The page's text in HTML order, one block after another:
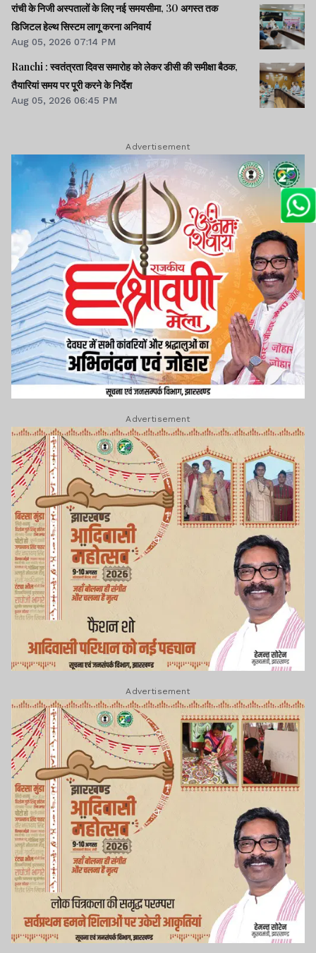
रांची के निजी अस्पतालों के लिए नई समयसीमा, 30 अगस्त तक
डिजिटल हेल्थ सिस्टम लागू करना अनिवार्य
Aug 05, 2026 07:14 PM
Ranchi : स्वतंत्रता दिवस समारोह को लेकर डीसी की समीक्षा बैठक,
तैयारियां समय पर पूरी करने के निर्देश
Aug 05, 2026 06:45 PM
Advertisement
Advertisement
Advertisement